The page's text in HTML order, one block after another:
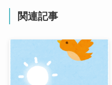
関連記事